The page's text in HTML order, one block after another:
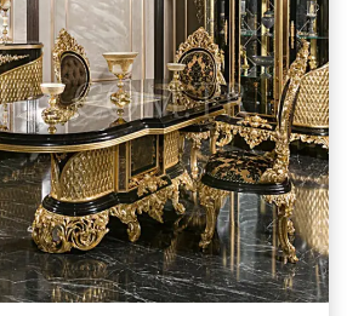
Fabrikaları, Mağazaları
Mobilya Mağazaları, Firmaları
Mağazaları, Fabrikaları
Mağazaları, İmalatçıları
Mağazaları, Üreticileri
Mobilya Mağazaları, Firmaları